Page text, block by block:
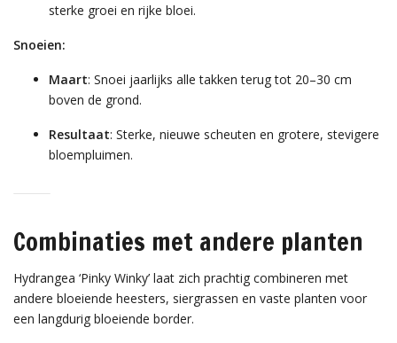
sterke groei en rijke bloei.
Snoeien:
Maart: Snoei jaarlijks alle takken terug tot 20–30 cm
boven de grond.
Resultaat: Sterke, nieuwe scheuten en grotere, stevigere
bloempluimen.
Combinaties met andere planten
Hydrangea ‘Pinky Winky’ laat zich prachtig combineren met
andere bloeiende heesters, siergrassen en vaste planten voor
een langdurig bloeiende border.